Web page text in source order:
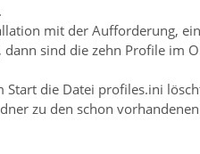
mit der Aufforderung,
sind die zehn Profile im
Start die Datei profiles.ini
zu den schon